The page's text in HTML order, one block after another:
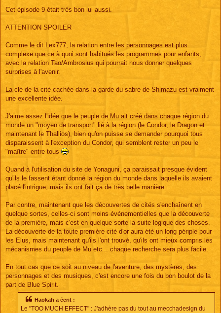
s
g
Cet épisode 9 était très bon lui aussi.
ATTENTION SPOILER
Comme le dit Lex777, la relation entre les personnages est plus
complexe que ce à quoi sont habitués les programmes pour enfants,
avec la relation Tao/Ambrosius qui pourrait nous donner quelques
surprises à l'avenir.
La clé de la cité cachée dans la garde du sabre de Shimazu est vraiment
une excellente idée.
J'aime assez l'idée que le peuple de Mu ait créé dans chaque région du
monde un "moyen de transport" lié à la région (le Condor, le Dragon et
maintenant le Thallios), bien qu'on puisse se demander pourquoi tous
disparaissent à l'exception du Condor, qui semblent rester un peu le
"maître" entre tous
Quand à l'utilisation du site de Yonaguni, ça paraissait presque évident
qu'ils le fassent étant donné la région du monde dans laquelle ils avaient
placé l'intrigue, mais ils ont fait ça de très belle manière.
Par contre, maintenant que les découvertes de cités s'enchaînent en
quelque sortes, celles-ci sont moins événementielles que la découverte
de la première, mais c'est en quelque sorte la suite logique des choses.
La découverte de la toute première cité d'or aura été un long périple pour
les Elus, mais maintenant qu'ils l'ont trouvé, qu'ils ont mieux compris les
mécanismes du peuple de Mu etc... chaque recherche sera plus facile.
En tout cas que ce soit au niveau de l'aventure, des mystères, des
personnages et des musiques, c'est encore une fois du bon boulot de la
part de Blue Spirit.
Haokah a écrit :
Le "TOO MUCH EFFECT" : J'adhère pas du tout au mecchadesign du